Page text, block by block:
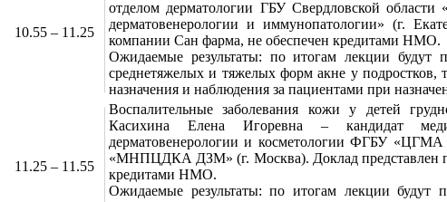
10.55 – 11.25
отделом дерматологии ГБУ Свердловской области
дерматовенерологии и иммунопатологии» (г.
компании Сан фарма, не обеспечен кредитами НМО.
Ожидаемые результаты: по итогам лекции будут
среднетяжелых и тяжелых форм акне у подростков,
назначения и наблюдения за пациентами при
11.25 – 11.55
Воспалительные заболевания кожи у детей
Касихина Елена Игоревна – кандидат
дерматовенерологии и косметологии ФГБУ
«МНПЦДКА ДЗМ» (г. Москва). Доклад представлен
кредитами НМО.
Ожидаемые результаты: по итогам лекции будут